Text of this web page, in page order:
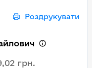
Роздрукувати
грн.